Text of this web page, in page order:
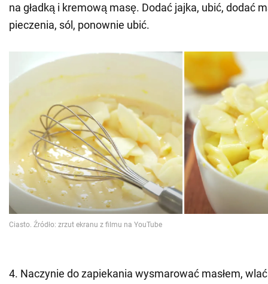
na gładką i kremową masę. Dodać jajka, ubić, dodać
pieczenia, sól, ponownie ubić.
4. Naczynie do zapiekania wysmarować masłem,